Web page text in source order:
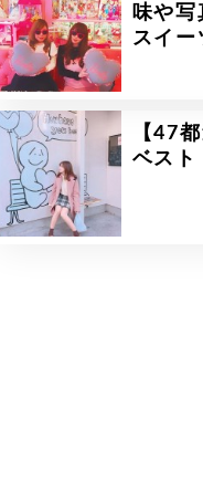
味や写
スイー
【47
ベスト